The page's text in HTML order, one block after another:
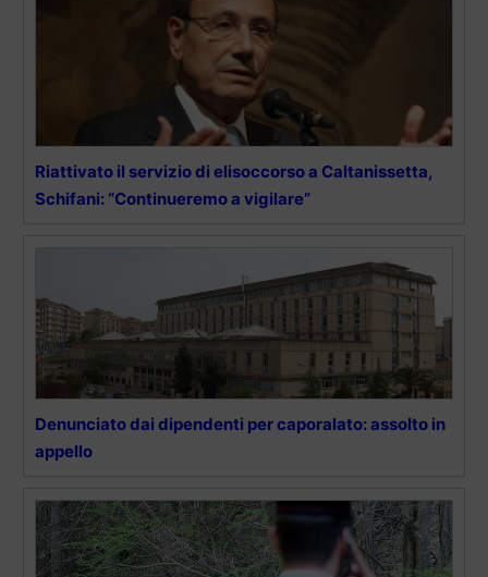
Riattivato il servizio di elisoccorso a Caltanissetta,
Schifani: “Continueremo a vigilare”
Denunciato dai dipendenti per caporalato: assolto in
appello